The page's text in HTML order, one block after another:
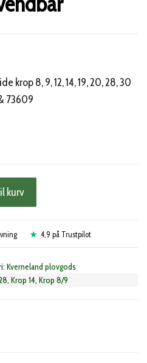
krop 8, 9, 12, 14, 19, 20, 28, 30
73609
kurv
4,9 på Trustpilot
Kverneland plovgods
, Krop 14, Krop 8/9